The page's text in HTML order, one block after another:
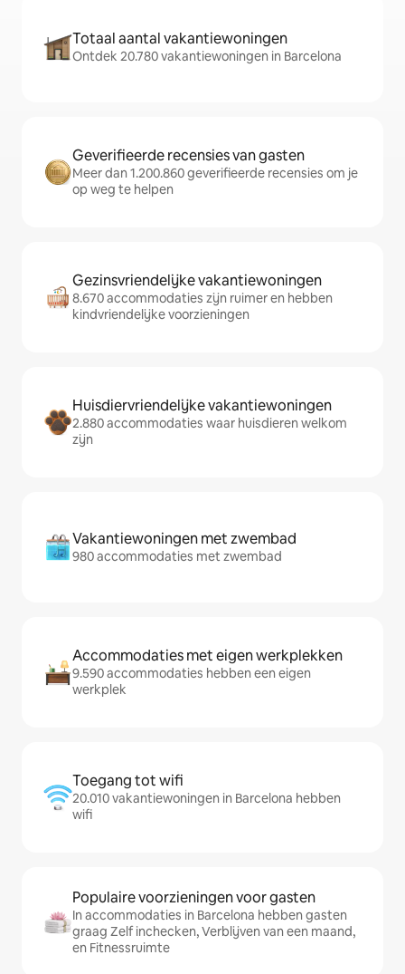
Totaal aantal vakantiewoningen
Ontdek 20.780 vakantiewoningen in Barcelona
Geverifieerde recensies van gasten
Meer dan 1.200.860 geverifieerde recensies om je
op weg te helpen
Gezinsvriendelijke vakantiewoningen
8.670 accommodaties zijn ruimer en hebben
kindvriendelijke voorzieningen
Huisdiervriendelijke vakantiewoningen
2.880 accommodaties waar huisdieren welkom
zijn
Vakantiewoningen met zwembad
980 accommodaties met zwembad
Accommodaties met eigen werkplekken
9.590 accommodaties hebben een eigen
werkplek
Toegang tot wifi
20.010 vakantiewoningen in Barcelona hebben
wifi
Populaire voorzieningen voor gasten
In accommodaties in Barcelona hebben gasten
graag Zelf inchecken, Verblijven van een maand,
en Fitnessruimte